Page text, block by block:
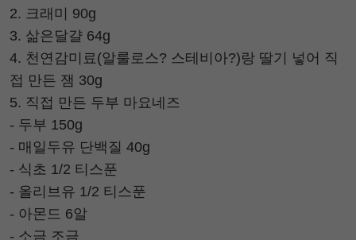
2. 크래미 90g
3. 삶은달걀 64g
4. 천연감미료(알룰로스? 스테비아?)랑 딸기 넣어 직
접 만든 잼 30g
5. 직접 만든 두부 마요네즈
- 두부 150g
- 매일두유 단백질 40g
- 식초 1/2 티스푼
- 올리브유 1/2 티스푼
- 아몬드 6알
- 소금 조금